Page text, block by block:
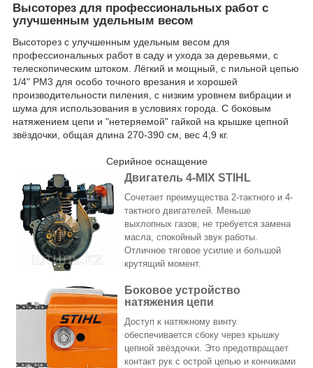
Высоторез для профессиональных работ с
улучшенным удельным весом
Высоторез с улучшенным удельным весом для
профессиональных работ в саду и ухода за деревьями, с
телескопическим штоком. Лёгкий и мощный, с пильной цепью
1/4" PM3 для особо точного врезания и хорошей
производительности пиления, с низким уровнем вибрации и
шума для использования в условиях города. С боковым
натяжением цепи и "нетеряемой" гайкой на крышке цепной
звёздочки, общая длина 270-390 см, вес 4,9 кг.
Серийное оснащение
Двигатель 4-MIX STIHL
Сочетает преимущества 2-тактного и 4-
тактного двигателей. Меньше
выхлопных газов, не требуется замена
масла, спокойный звук работы.
Отличное тяговое усилие и большой
крутящий момент.
Боковое устройство
натяжения цепи
Доступ к натяжному винту
обеспечивается сбоку через крышку
цепной звёздочки. Это предотвращает
контакт рук с острой цепью и кончиками